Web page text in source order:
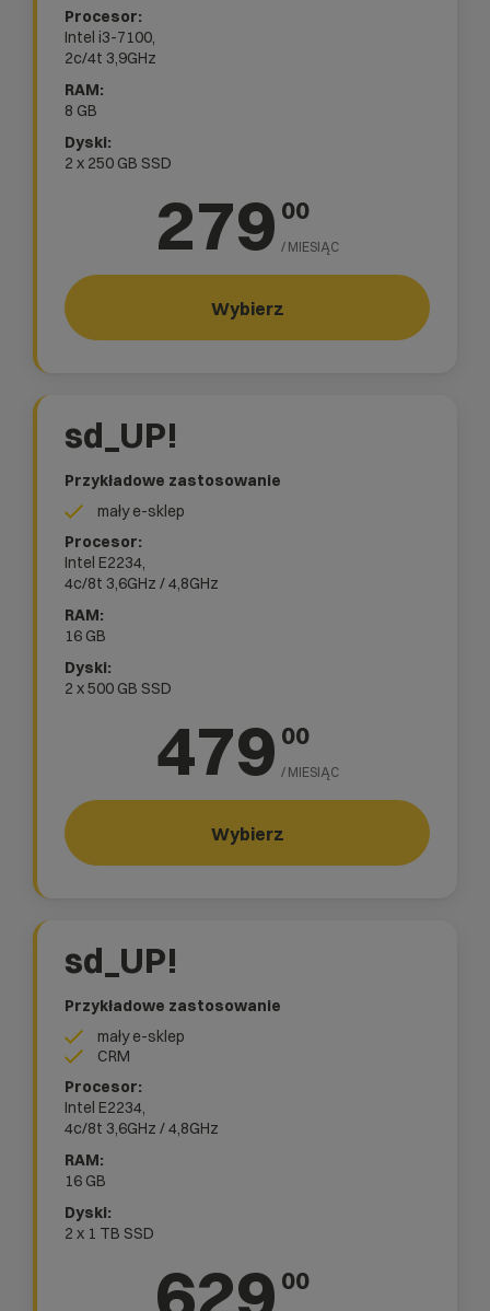
Intel i3-7100,
2c/4t 3,9GHz
8 GB
2 x 250 GB SSD
279 00
/ MIESIĄC
Wybierz
sd_UP!
Przykładowe zastosowanie
mały e-sklep
Intel E2234,
4c/8t 3,6GHz / 4,8GHz
16 GB
2 x 500 GB SSD
479 00
/ MIESIĄC
Wybierz
sd_UP!
Przykładowe zastosowanie
mały e-sklep
CRM
Intel E2234,
4c/8t 3,6GHz / 4,8GHz
16 GB
2 x 1 TB SSD
00